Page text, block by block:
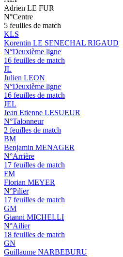
Adrien LE FUR
N°Centre
5 feuilles de match
KLS
Korentin LE SENECHAL RIGAUD
N°Deuxième ligne
16 feuilles de match
JL
Julien LEON
N°Deuxième ligne
16 feuilles de match
JEL
Jean Etienne LESUEUR
N°Talonneur
2 feuilles de match
BM
Benjamin MENAGER
N°Arrière
17 feuilles de match
FM
Florian MEYER
N°Pilier
17 feuilles de match
GM
Gianni MICHELLI
N°Ailier
18 feuilles de match
GN
Guillaume NARBEBURU